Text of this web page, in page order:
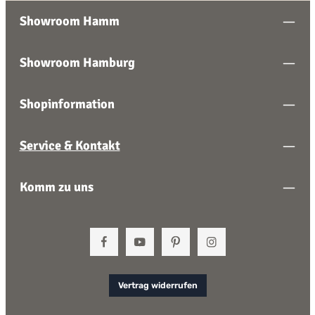
Kochgeschirr anpassen lässt als bei einem einfachen
Showroom Hamm
Showroom Hamburg
Shopinformation
Service & Kontakt
Komm zu uns
Vertrag widerrufen